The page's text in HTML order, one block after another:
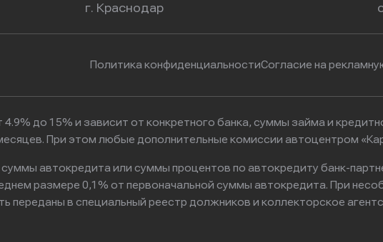
г. Краснодар
Политика конфиденциальностиСогласие на
до 15% и зависит от конкретного банка, суммы займа и
При этом любые дополнительные комиссии автоцентром
автокредита или суммы процентов по автокредиту банк-
размере 0,1% от первоначальной суммы автокредита. При
переданы в специальный реестр должников и коллекторское